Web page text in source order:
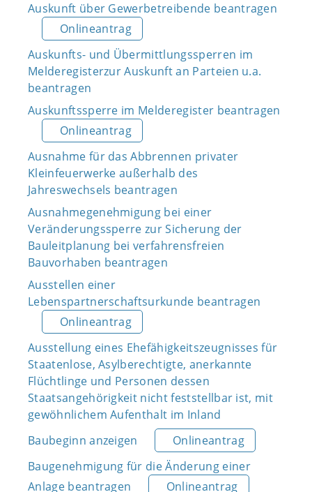
Auskunft über Gewerbetreibende beantragen
Onlineantrag
Auskunfts- und Übermittlungssperren im
Melderegisterzur Auskunft an Parteien u.a.
beantragen
Auskunftssperre im Melderegister beantragen
Onlineantrag
Ausnahme für das Abbrennen privater
Kleinfeuerwerke außerhalb des
Jahreswechsels beantragen
Ausnahmegenehmigung bei einer
Veränderungssperre zur Sicherung der
Bauleitplanung bei verfahrensfreien
Bauvorhaben beantragen
Ausstellen einer
Lebenspartnerschaftsurkunde beantragen
Onlineantrag
Ausstellung eines Ehefähigkeitszeugnisses für
Staatenlose, Asylberechtigte, anerkannte
Flüchtlinge und Personen dessen
Staatsangehörigkeit nicht feststellbar ist, mit
gewöhnlichem Aufenthalt im Inland
Baubeginn anzeigen
Onlineantrag
Baugenehmigung für die Änderung einer
Anlage beantragen
Onlineantrag